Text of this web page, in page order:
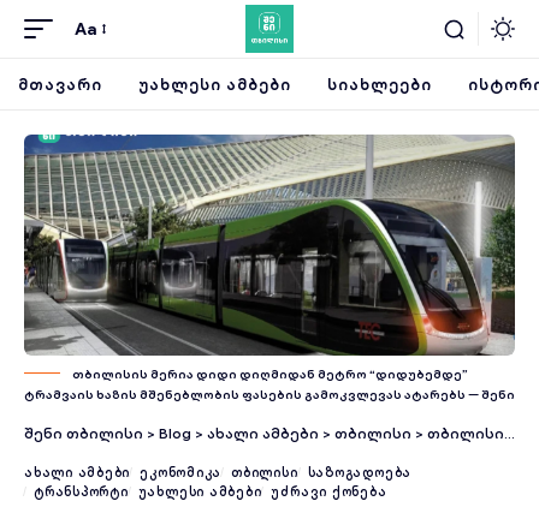
Aa
ᲛᲗᲐᲕᲐᲠᲘ ᲣᲐᲮᲚᲔᲡᲘ ᲐᲛᲑᲔᲑᲘ ᲡᲘᲐᲮᲚᲔᲔᲑᲘ
თბილისის მერია დიდი დიღმიდან მეტრო “დიდუბემდე”
ტრამვაის ხაზის მშენებლობის ფასების გამოკვლევას ატარებს — შენი
შენი თბილისი > Blog > ახალი ამბები > თბილისი > თბილისის მერია დიდი დიღმიდან მეტრო “დიდუბემდე” ტრამვაის ხაზის მშენებლობის ფასების გამოკვლევას ატარებს
ᲐᲮᲐᲚᲘ ᲐᲛᲑᲔᲑᲘ ᲔᲙᲝᲜᲝᲛᲘᲙᲐ ᲗᲑᲘᲚᲘᲡᲘ
ᲡᲐᲖᲝᲒᲐᲓᲝᲔᲑᲐ
ᲢᲠᲐᲜᲡᲞᲝᲠᲢᲘ
ᲣᲐᲮᲚᲔᲡᲘ ᲐᲛᲑᲔᲑᲘ ᲣᲫᲠᲐᲕᲘ ᲥᲝᲜᲔᲑᲐ